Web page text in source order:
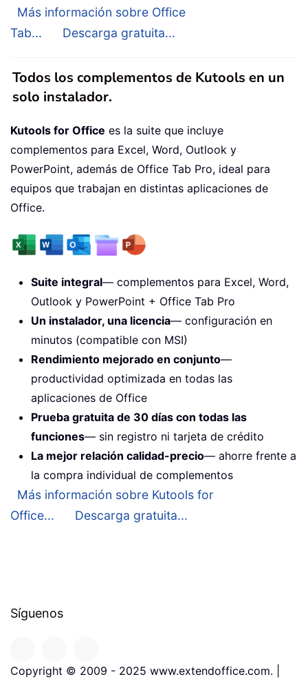
Más información sobre Office
Tab...
Descarga gratuita...
Todos los complementos de Kutools en un
solo instalador.
Kutools for Office es la suite que incluye
complementos para Excel, Word, Outlook y
PowerPoint, además de Office Tab Pro, ideal para
equipos que trabajan en distintas aplicaciones de
Office.
Suite integral— complementos para Excel, Word,
Outlook y PowerPoint + Office Tab Pro
Un instalador, una licencia— configuración en
minutos (compatible con MSI)
Rendimiento mejorado en conjunto—
productividad optimizada en todas las
aplicaciones de Office
Prueba gratuita de 30 días con todas las
funciones— sin registro ni tarjeta de crédito
La mejor relación calidad-precio— ahorre frente a
la compra individual de complementos
Más información sobre Kutools for
Office...
Descarga gratuita...
Síguenos
Copyright © 2009 - 2025 www.extendoffice.com. |